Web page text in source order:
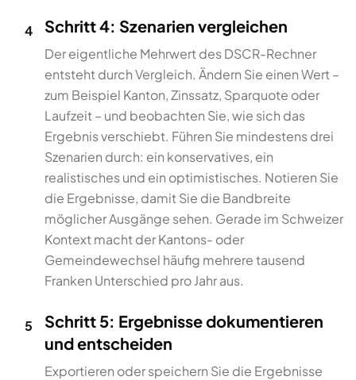
4 Schritt 4: Szenarien vergleichen
Der eigentliche Mehrwert des DSCR-Rechner
entsteht durch Vergleich. Ändern Sie einen Wert –
zum Beispiel Kanton, Zinssatz, Sparquote oder
Laufzeit – und beobachten Sie, wie sich das
Ergebnis verschiebt. Führen Sie mindestens drei
Szenarien durch: ein konservatives, ein
realistisches und ein optimistisches. Notieren Sie
die Ergebnisse, damit Sie die Bandbreite
möglicher Ausgänge sehen. Gerade im Schweizer
Kontext macht der Kantons- oder
Gemeindewechsel häufig mehrere tausend
Franken Unterschied pro Jahr aus.
5
Schritt 5: Ergebnisse dokumentieren
und entscheiden
Exportieren oder speichern Sie die Ergebnisse